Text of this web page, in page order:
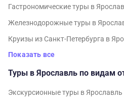
Гастрономические туры в
Железнодорожные туры в
Круизы из Санкт-Петербурга в
Показать все
Туры в Ярославль по видам
Экскурсионные туры в Ярославль